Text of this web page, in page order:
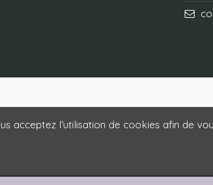
acceptez l’utilisation de cookies afin de